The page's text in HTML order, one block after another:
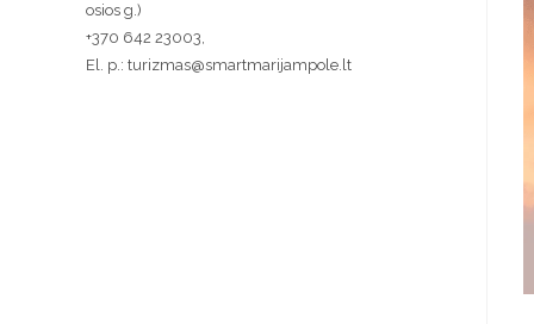
osios g.)
+370 642 23003,
El. p.: turizmas@smartmarijampole.lt